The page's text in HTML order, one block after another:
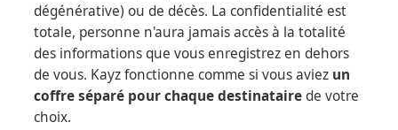
dégénérative) ou de décès. La confidentialité est
totale, personne n'aura jamais accès à la totalité
des informations que vous enregistrez en dehors
de vous. Kayz fonctionne comme si vous aviez un
coffre séparé pour chaque destinatairede votre
choix.